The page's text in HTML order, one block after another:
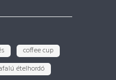
coffee cup
ételhordó